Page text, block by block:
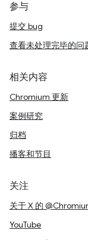
参与
提交 bug
查看未处理完毕的问
相关内容
Chromium 更新
案例研究
归档
播客和节目
关注
关于 X 的
YouTube